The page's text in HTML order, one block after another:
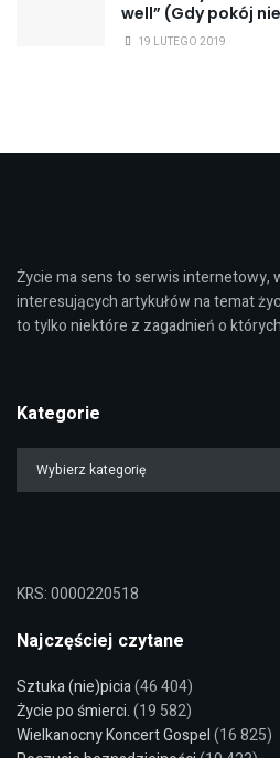
well” (Gdy pokój
19 LUTEGO 2019
Życie ma sens to serwis internetowy,
interesujących artykułów na temat
to tylko niektóre z zagadnień o
Kategorie
KRS: 0000220518
Najczęściej czytane
Sztuka (nie)picia(46 404)
Życie po śmierci.(19 582)
Wielkanocny Koncert Gospel(16 825)